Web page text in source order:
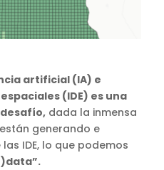
artificial (IA) e
(IDE) es una
dada la inmensa
generando e
IDE, lo que podemos